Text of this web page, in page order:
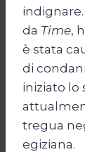
da Time,
è stata
di
iniziato lo
tregua
egiziana.